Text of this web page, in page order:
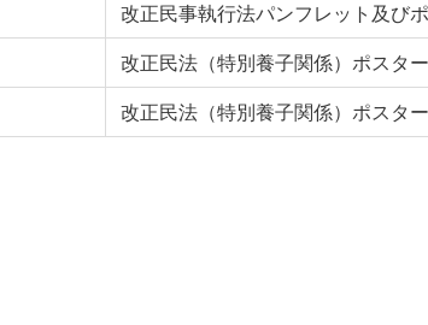
改正民事執行法パンフレット及び
改正民法（特別養子関係）ポスタ
改正民法（特別養子関係）ポスタ